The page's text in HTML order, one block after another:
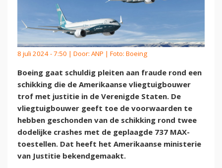
8 juli 2024 - 7:50 | Door: ANP | Foto: Boeing
Boeing gaat schuldig pleiten aan fraude rond een
schikking die de Amerikaanse vliegtuigbouwer
trof met justitie in de Verenigde Staten. De
vliegtuigbouwer geeft toe de voorwaarden te
hebben geschonden van de schikking rond twee
dodelijke crashes met de geplaagde 737 MAX-
toestellen. Dat heeft het Amerikaanse ministerie
van Justitie bekendgemaakt.